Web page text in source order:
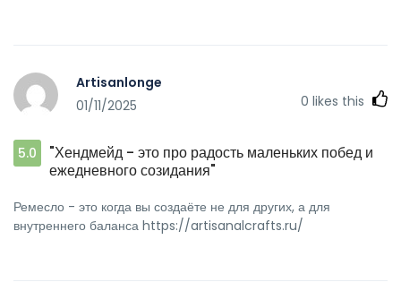
Artisanlonge
01/11/2025
0 likes this
5.0
"Хендмейд - это про радость маленьких побед и
ежедневного созидания"
Ремесло - это когда вы создаёте не для других, а для
внутреннего баланса https://artisanalcrafts.ru/